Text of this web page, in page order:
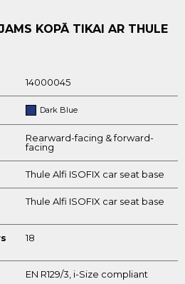
KOPĀ TIKAI AR THULE
14000045
Dark Blue
Rearward-facing & forward-
facing
Thule Alfi ISOFIX car seat base
Thule Alfi ISOFIX car seat base
18
EN R129/3, i-Size compliant